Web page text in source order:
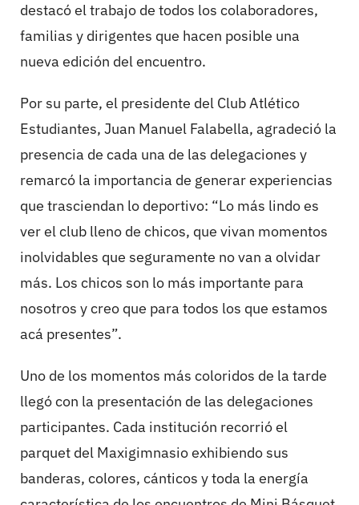
destacó el trabajo de todos los colaboradores,
familias y dirigentes que hacen posible una
nueva edición del encuentro.
Por su parte, el presidente del Club Atlético
Estudiantes, Juan Manuel Falabella, agradeció la
presencia de cada una de las delegaciones y
remarcó la importancia de generar experiencias
que trasciendan lo deportivo: “Lo más lindo es
ver el club lleno de chicos, que vivan momentos
inolvidables que seguramente no van a olvidar
más. Los chicos son lo más importante para
nosotros y creo que para todos los que estamos
acá presentes”.
Uno de los momentos más coloridos de la tarde
llegó con la presentación de las delegaciones
participantes. Cada institución recorrió el
parquet del Maxigimnasio exhibiendo sus
banderas, colores, cánticos y toda la energía